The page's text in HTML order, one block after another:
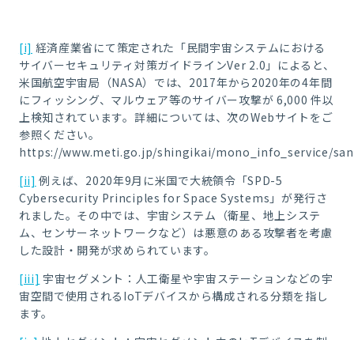
[i] 経済産業省にて策定された「民間宇宙システムにおける
サイバーセキュリティ対策ガイドラインVer 2.0」によると、
米国航空宇宙局（NASA）では、2017年から2020年の4年間
にフィッシング、マルウェア等のサイバー攻撃が 6,000 件以
上検知されています。詳細については、次のWebサイトをご
参照ください。
https://www.meti.go.jp/shingikai/mono_info_service/
[ii] 例えば、2020年9月に米国で大統領令「SPD-5
Cybersecurity Principles for Space Systems」が発行さ
れました。その中では、宇宙システム（衛星、地上システ
ム、センサーネットワークなど）は悪意のある攻撃者を考慮
した設計・開発が求められています。
[iii] 宇宙セグメント：人工衛星や宇宙ステーションなどの宇
宙空間で使用されるIoTデバイスから構成される分類を指し
ます。